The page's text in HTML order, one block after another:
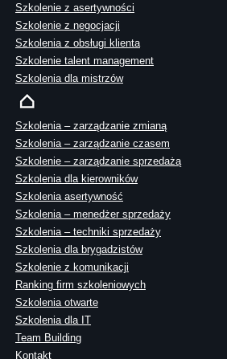
Szkolenie z asertywności
Szkolenie z negocjacji
Szkolenia z obsługi klienta
Szkolenie talent management
Szkolenia dla mistrzów
Szkolenia – zarządzanie zmianą
Szkolenia – zarządzanie czasem
Szkolenie – zarządzanie sprzedażą
Szkolenia dla kierowników
Szkolenia asertywność
Szkolenia – menedżer sprzedaży
Szkolenia – techniki sprzedaży
Szkolenia dla brygadzistów
Szkolenie z komunikacji
Ranking firm szkoleniowych
Szkolenia otwarte
Szkolenia dla IT
Team Building
Kontakt